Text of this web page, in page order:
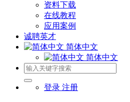
资料下载
在线教程
应用案例
诚聘英才
简体中文
简体中文
登录 注册